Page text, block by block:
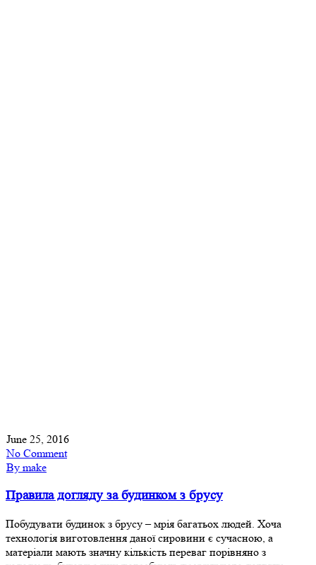
June 25, 2016
No Comment
By make
Правила догляду за будинком з брусу
Побудувати будинок з брусу – мрія багатьох людей. Хоча
технологія виготовлення даної сировини є сучасною, а
матеріали мають значну кількість переваг порівняно з